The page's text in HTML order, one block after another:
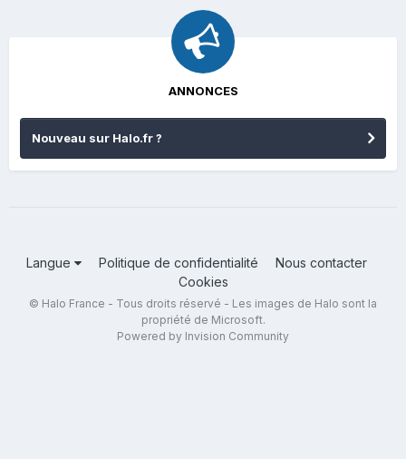
ANNONCES
Nouveau sur Halo.fr ?
Langue Politique de confidentialité
Nous contacter
Cookies
© Halo France - Tous droits réservé - Les images de Halo sont la
propriété de Microsoft.
Powered by Invision Community